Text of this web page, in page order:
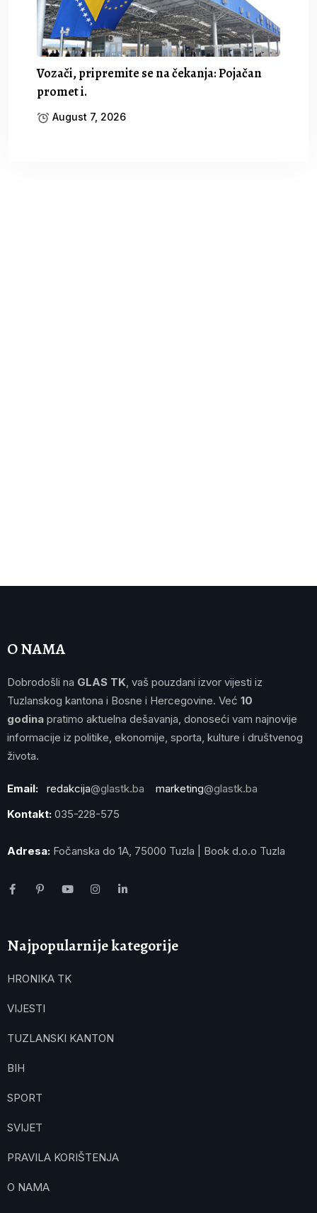
Vozači, pripremite se na čekanja: Pojačan
promet i.
August 7, 2026
O NAMA
Dobrodošli na GLAS TK , vaš pouzdani izvor vijesti iz
Tuzlanskog kantona i Bosne i Hercegovine. Već 10
godina pratimo aktuelna dešavanja, donoseći vam najnovije
informacije iz politike, ekonomije, sporta, kulture i društvenog
života.
Email: redakcija@glastk.ba marketing@glastk.ba
Kontakt: 035-228-575
Adresa: Fočanska do 1A, 75000 Tuzla | Book d.o.o Tuzla
Najpopularnije kategorije
HRONIKA TK
VIJESTI
TUZLANSKI KANTON
BIH
SPORT
SVIJET
PRAVILA KORIŠTENJA
O NAMA